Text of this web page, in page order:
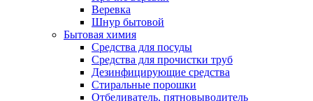
Веревка
Шнур бытовой
Бытовая химия
Средства для посуды
Средства для прочистки труб
Дезинфицирующие средства
Стиральные порошки
Отбеливатель, пятновыводитель